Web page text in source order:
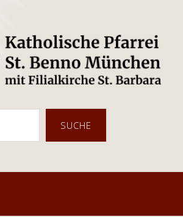
SUCHE